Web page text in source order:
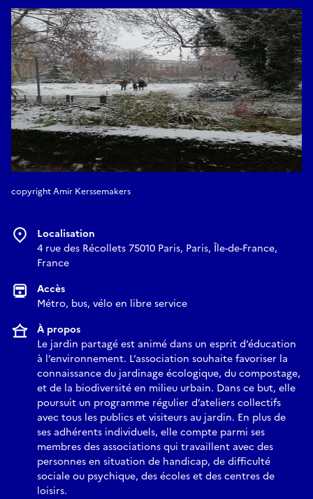
copyright Amir Kerssemakers
Localisation
4 rue des Récollets 75010 Paris, Paris, Île-de-France,
France
Accès
Métro, bus, vélo en libre service
À propos
Le jardin partagé est animé dans un esprit d’éducation
à l’environnement. L’association souhaite favoriser la
connaissance du jardinage écologique, du compostage,
et de la biodiversité en milieu urbain. Dans ce but, elle
poursuit un programme régulier d’ateliers collectifs
avec tous les publics et visiteurs au jardin. En plus de
ses adhérents individuels, elle compte parmi ses
membres des associations qui travaillent avec des
personnes en situation de handicap, de difficulté
sociale ou psychique, des écoles et des centres de
loisirs.